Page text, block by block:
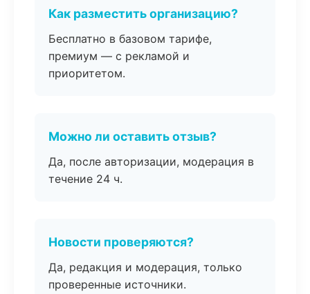
Как разместить организацию?
Бесплатно в базовом тарифе,
премиум — с рекламой и
приоритетом.
Можно ли оставить отзыв?
Да, после авторизации, модерация в
течение 24 ч.
Новости проверяются?
Да, редакция и модерация, только
проверенные источники.